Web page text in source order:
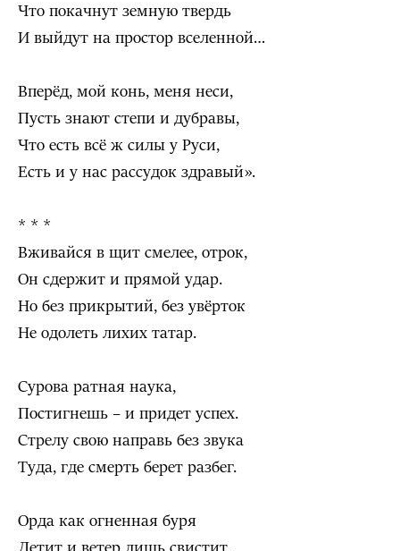
Что покачнут земную твердь
И выйдут на простор вселенной…
Вперёд, мой конь, меня неси,
Пусть знают степи и дубравы,
Что есть всё ж силы у Руси,
Есть и у нас рассудок здравый».
* * *
Вживайся в щит смелее, отрок,
Он сдержит и прямой удар.
Но без прикрытий, без увёрток
Не одолеть лихих татар.
Сурова ратная наука,
Постигнешь – и придет успех.
Стрелу свою направь без звука
Туда, где смерть берет разбег.
Орда как огненная буря